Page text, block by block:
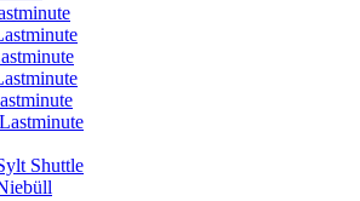
Shuttle